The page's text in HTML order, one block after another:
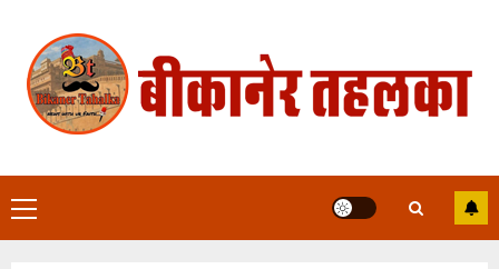
content
Primary
Menu